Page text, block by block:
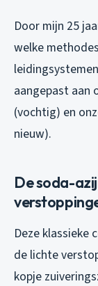
Door mijn 25
welke
aangepast aan
(vochtig) en
nieuw).
De soda-
Deze klassieke
de lichte
kopje